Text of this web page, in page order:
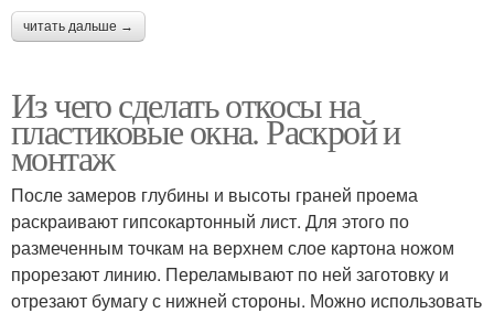
читать дальше →
Из чего сделать откосы на
пластиковые окна. Раскрой и
монтаж
После замеров глубины и высоты граней проема
раскраивают гипсокартонный лист. Для этого по
размеченным точкам на верхнем слое картона ножом
прорезают линию. Переламывают по ней заготовку и
отрезают бумагу с нижней стороны. Можно использовать